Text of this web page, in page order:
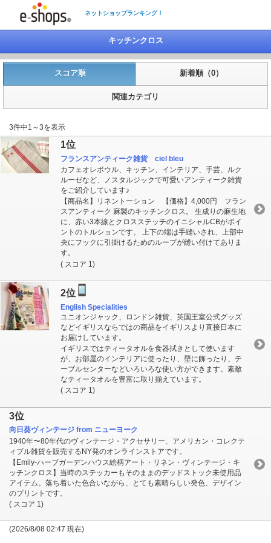
ネットショップランキング！
キッチンクロス
スコア順 新着順（0）
関連カテゴリ
3件中1～3を表示
1位
フランスアンティーク雑貨 ciel bleu
カフェオレボウル、キッチン、インテリア、手芸、ルク
ルーゼなど、ノスタルジックで可愛いアンティーク雑貨
をご紹介しています♪
【商品名】リネントーション 【価格】4,000円 フラン
スアンティーク 麻製のキッチンクロス。 生成りの麻生地
に、赤い3本線とクロスステッチのイニシャルCBがポイ
ントのトルションです。 上下の端は手縫いされ、上部中
央にフックに引掛けるためのループが縫い付けてありま
す。
( スコア 1)
2位
English Specialities
ユニオンジャック、ロンドン雑貨、英国王室公式グッズ
などイギリスならではの商品をイギリスより直接日本に
お届けしています。
イギリスではティータオルを食器拭きとして使います
が、お部屋のインテリアに使ったり、壁に飾ったり、テ
ーブルセンターなどいろいろな使い方ができます。素敵
なティータオルを豊富に取り揃えています。
( スコア 1)
3位
向日葵ヴィンテージ from ニューヨーク
1940年〜80年代のヴィンテージ・アクセサリー、アメリカン・コレクテ
ィブル雑貨を販売するNY発のオンラインストアです。
【Emily-ハーブガーデンハウス絵柄アート・リネン・ヴィンテージ・キ
ッチンクロス】当時のステッカーもそのままのデッドストック未使用品
アイテム。落ち着いた色合いながら、とても素晴らしい発色、デザイン
のプリントです。
( スコア 1)
(2026/8/08 02:47 現在)